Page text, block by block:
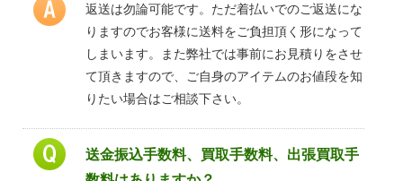
返送は勿論可能です。ただ着払いでのご返送にな
りますのでお客様に送料をご負担頂く形になって
しまいます。また弊社では事前にお見積りをさせ
て頂きますので、ご自身のアイテムのお値段を知
りたい場合はご相談下さい。
送金振込手数料、買取手数料、出張買取手